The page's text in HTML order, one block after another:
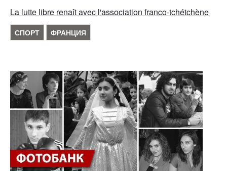
La lutte libre renaît avec l'association franco-tchétchène
СПОРТ ФРАНЦИЯ